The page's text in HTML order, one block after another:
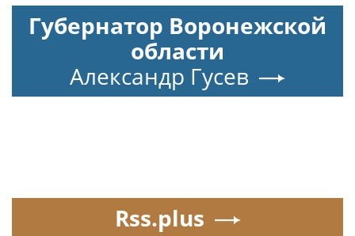
Губернатор Воронежской
области
Александр Гусев
Rss.plus